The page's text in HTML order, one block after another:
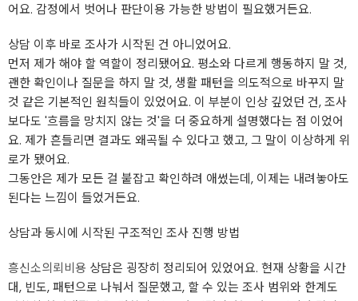
어요. 감정에서 벗어나 판단이용 가능한 방법이 필요했거든요.
상담 이후 바로 조사가 시작된 건 아니었어요.
먼저 제가 해야 할 역할이 정리됐어요. 평소와 다르게 행동하지 말 것,
괜한 확인이나 질문을 하지 말 것, 생활 패턴을 의도적으로 바꾸지 말
것 같은 기본적인 원칙들이 있었어요. 이 부분이 인상 깊었던 건, 조사
보다도 '흐름을 망치지 않는 것'을 더 중요하게 설명했다는 점 이었어
요. 제가 흔들리면 결과도 왜곡될 수 있다고 했고, 그 말이 이상하게 위
로가 됐어요.
그동안은 제가 모든 걸 붙잡고 확인하려 애썼는데, 이제는 내려놓아도
된다는 느낌이 들었거든요.
상담과 동시에 시작된 구조적인 조사 진행 방법
흥신소의뢰비용 상담은 굉장히 정리되어 있었어요. 현재 상황을 시간
대, 빈도, 패턴으로 나눠서 질문했고, 할 수 있는 조사 범위와 한계도